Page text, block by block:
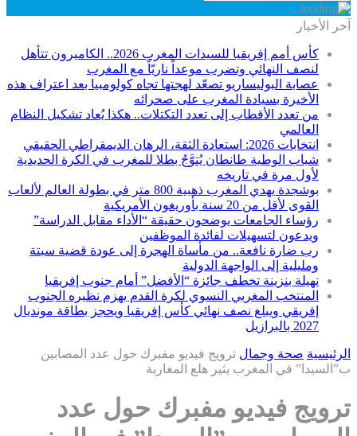
آخر الأخبار
كأس أمم إفريقيا للسيدات المغرب 2026.. الكاميرون تتأهل
لنصف النهائي وتضرب موعداً ناريّاً مع المغرب
عصابة البوليساريو تصعّد لهجتها تجاه كولومبيا بعد اعتراف هذه
الأخيرة بسيادة المغرب على صحرائه
من تعدد الأقطاب إلى تعدد التكتلات.. هكذا يُعاد تشكيل النظام
العالمي
انتخابات 2026: استعادة الثقة، الرهان الديمقراطي الحقيقي
شباب الوطية طانطان يُتوَّجُ بطلا للمغرب في الكرة الحديدية
لأول مرة في تاريخه
بوشجدة يهدي المغرب ذهبية 800 متر في بطولة العالم لألعاب
القوى لأقل من 20 سنة بأوريغون الأمريكية
رؤساء الجامعات يوضحون حقيقة “الأداء مقابل الدراسة”
ويدعون لتسهيلات لفائدة الموظفين
رب ضارة نافعة.. من مأساة الهجرة إلى عودة قضية سبتة
ومليلية إلى الواجهة الدولية
نهيلة بنزينة تخطف جائزة “الأفضل” أمام جنوب إفريقيا
المنتخب المغربي النسوي لكرة القدم يهزم نظيره الجنوب
إفريقي ويبلغ نصف نهائي كأس إفريقيا ويحجز بطاقة مونديال
2027 بالبرازيل
الرئيسية صحة وجمال ترويج فيديو مفبرك حول عدد المصابين
ب”السيدا” في المغرب يثير هلع المغاربة
ترويج فيديو مفبرك حول عدد